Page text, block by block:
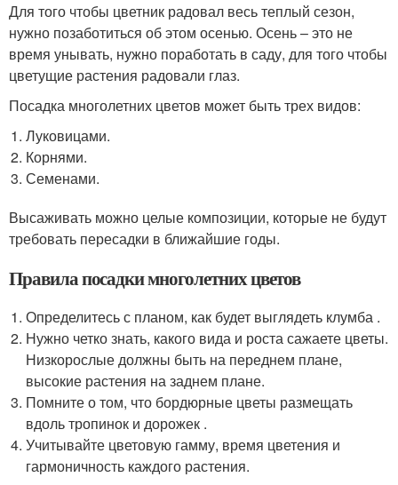
Для того чтобы цветник радовал весь теплый сезон,
нужно позаботиться об этом осенью. Осень – это не
время унывать, нужно поработать в саду, для того чтобы
цветущие растения радовали глаз.
Посадка многолетних цветов может быть трех видов:
Луковицами.
Корнями.
Семенами.
Высаживать можно целые композиции, которые не будут
требовать пересадки в ближайшие годы.
Правила посадки многолетних цветов
Определитесь с планом, как будет выглядеть клумба .
Нужно четко знать, какого вида и роста сажаете цветы.
Низкорослые должны быть на переднем плане,
высокие растения на заднем плане.
Помните о том, что бордюрные цветы размещать
вдоль тропинок и дорожек .
Учитывайте цветовую гамму, время цветения и
гармоничность каждого растения.